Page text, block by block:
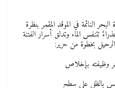
النائمة في الموقد المقمر بنظرة
الماء وتدلق أسرار الفتنة
بخطوة من حرير:
وظيفته بإخلاص
بالظل على سطح